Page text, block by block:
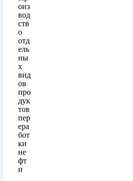
оиз
вод
ств
о
отд
ель
ны
х
вид
ов
про
дук
тов
пер
ера
бот
ки
не
фт
и